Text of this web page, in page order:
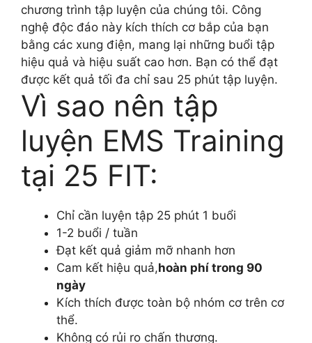
chương trình tập luyện của chúng tôi. Công
nghệ độc đáo này kích thích cơ bắp của bạn
bằng các xung điện, mang lại những buổi tập
hiệu quả và hiệu suất cao hơn. Bạn có thể đạt
được kết quả tối đa chỉ sau 25 phút tập luyện.
Vì sao nên tập
luyện EMS Training
tại 25 FIT:
Chỉ cần luyện tập 25 phút 1 buổi
1-2 buổi / tuần
Đạt kết quả giảm mỡ nhanh hơn
Cam kết hiệu quả,hoàn phí trong 90
ngày
Kích thích được toàn bộ nhóm cơ trên cơ
thể.
Không có rủi ro chấn thương.